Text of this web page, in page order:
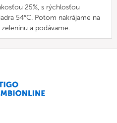
25%, s rýchlosťou
54°C. Potom nakrájame na
a podávame.